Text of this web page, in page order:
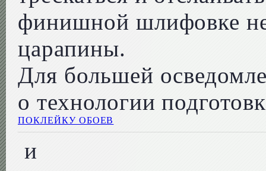
финишной шлифовке
царапины.
Для большей
о технологии
ПОКЛЕЙКУ ОБОЕВ
и